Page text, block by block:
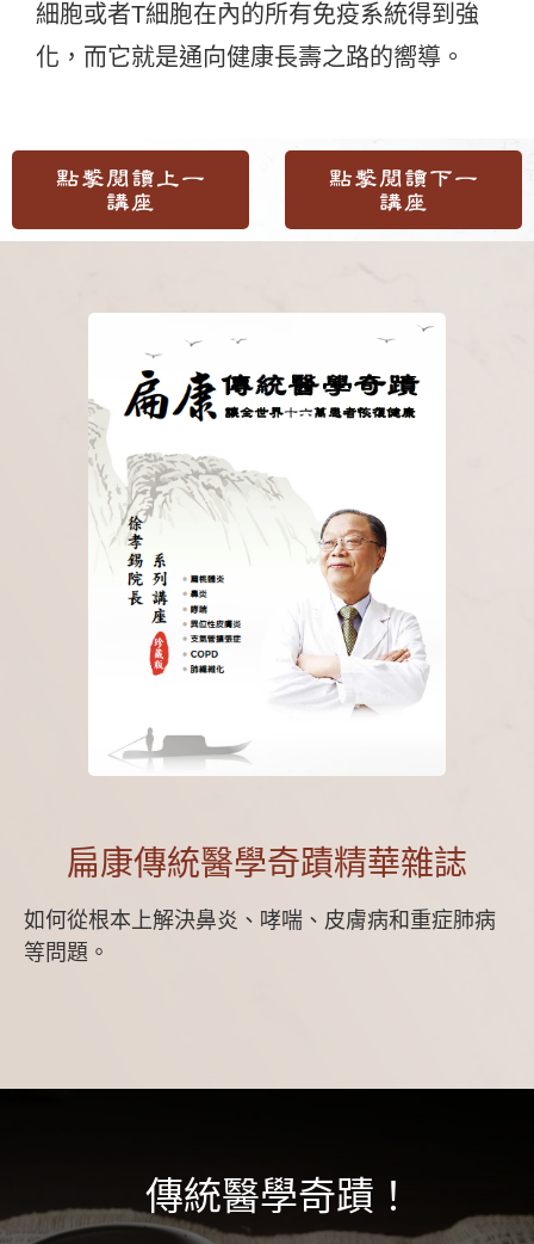
細胞或者T細胞在內的所有免疫系統得到強
化，而它就是通向健康長壽之路的嚮導。
點擊閱讀上一
講座
點擊閱讀下一
講座
扁康傳統醫學奇蹟精華雜誌
如何從根本上解決鼻炎、哮喘、皮膚病和重症肺病
等問題。
傳統醫學奇蹟！